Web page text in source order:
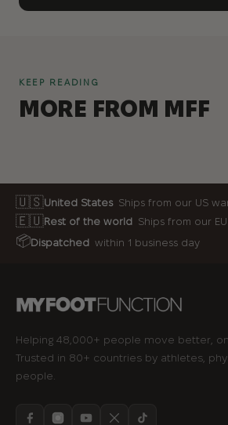
KEEP READING
MORE FROM MFF
🇺🇸United States Ships from our US
🇪🇺Rest of the world Ships from our
📦Dispatched within 1 business day
Helping 48,000+ people move better,
Trusted in 80+ countries by athletes,
people.